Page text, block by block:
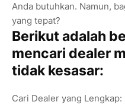
Anda butuhkan. Namun,
yang tepat?
Berikut adalah
mencari dealer
tidak kesasar:
Cari Dealer yang